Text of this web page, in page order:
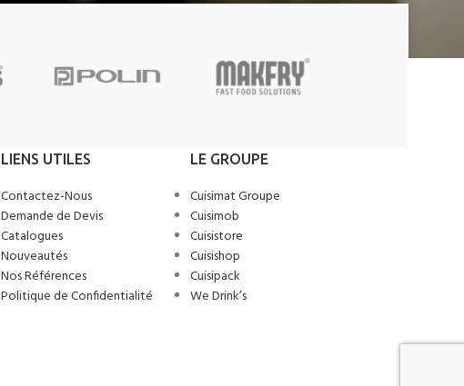
LIENS UTILES
Contactez-Nous
Demande de Devis
Catalogues
Nouveautés
Nos Références
Politique de Confidentialité
LE GROUPE
Cuisimat Groupe
Cuisimob
Cuisistore
Cuisishop
Cuisipack
We Drink’s